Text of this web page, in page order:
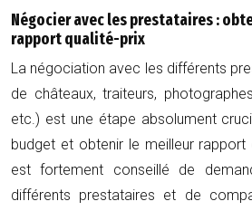
Négocier avec les prestataires :
rapport qualité-prix
La négociation avec les différents
de châteaux, traiteurs,
etc.) est une étape absolument
budget et obtenir le meilleur rapport
est fortement conseillé de
différents prestataires et de